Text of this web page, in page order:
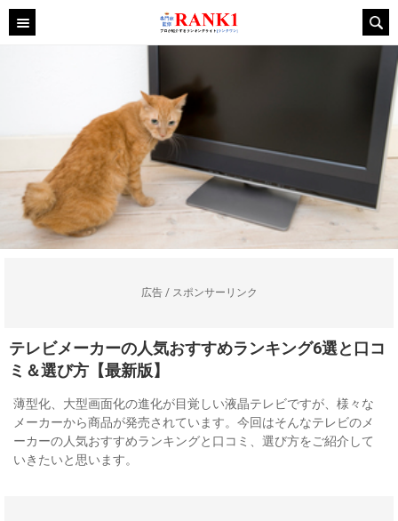
広告 / スポンサーリンク
テレビメーカーの人気おすすめランキング6選と口コ
ミ＆選び方【最新版】
薄型化、大型画面化の進化が目覚しい液晶テレビですが、様々な
メーカーから商品が発売されています。今回はそんなテレビのメ
ーカーの人気おすすめランキングと口コミ、選び方をご紹介して
いきたいと思います。